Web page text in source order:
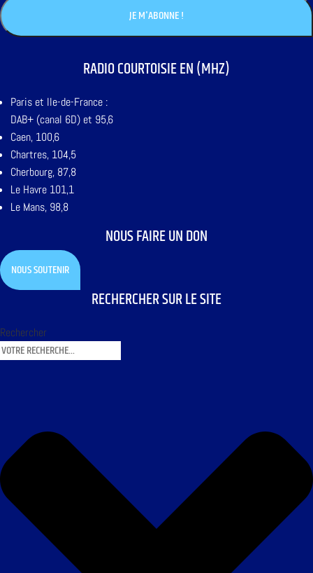
RADIO COURTOISIE EN (MHZ)
Paris et Ile-de-France :
DAB+ (canal 6D) et 95,6
Caen, 100,6
Chartres, 104,5
Cherbourg, 87,8
Le Havre 101,1
Le Mans, 98,8
NOUS FAIRE UN DON
NOUS SOUTENIR
RECHERCHER SUR LE SITE
Rechercher